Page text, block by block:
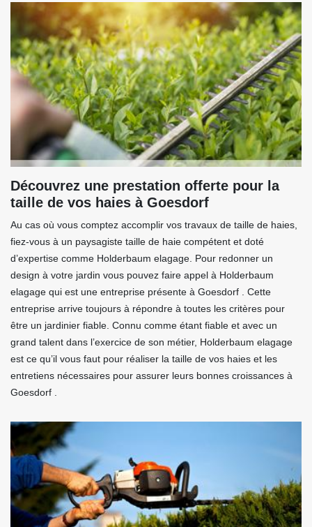
Découvrez une prestation offerte pour la
taille de vos haies à Goesdorf
Au cas où vous comptez accomplir vos travaux de taille de haies,
fiez-vous à un paysagiste taille de haie compétent et doté
d’expertise comme Holderbaum elagage. Pour redonner un
design à votre jardin vous pouvez faire appel à Holderbaum
elagage qui est une entreprise présente à Goesdorf . Cette
entreprise arrive toujours à répondre à toutes les critères pour
être un jardinier fiable. Connu comme étant fiable et avec un
grand talent dans l’exercice de son métier, Holderbaum elagage
est ce qu’il vous faut pour réaliser la taille de vos haies et les
entretiens nécessaires pour assurer leurs bonnes croissances à
Goesdorf .